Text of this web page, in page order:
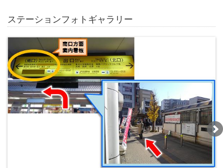
ステーションフォトギャラリー